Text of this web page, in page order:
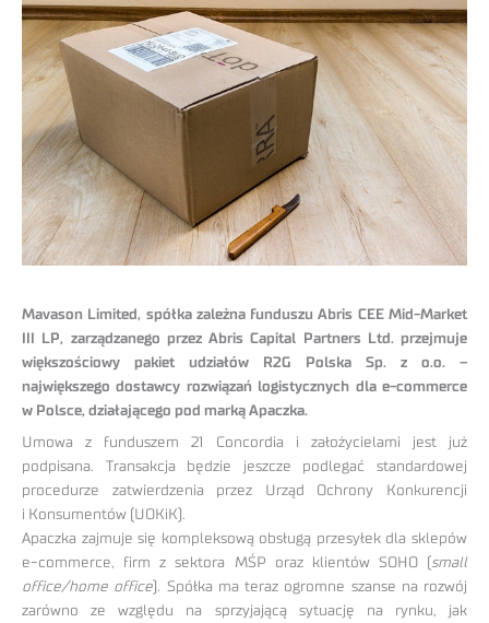
Mavason Limited, spółka zależna funduszu Abris CEE Mid-Market
III LP, zarządzanego przez Abris Capital Partners Ltd. przejmuje
większościowy pakiet udziałów R2G Polska Sp. z o.o. –
największego dostawcy rozwiązań logistycznych dla e-commerce
w Polsce, działającego pod marką Apaczka.
Umowa z funduszem 21 Concordia i założycielami jest już
podpisana. Transakcja będzie jeszcze podlegać standardowej
procedurze zatwierdzenia przez Urząd Ochrony Konkurencji
i Konsumentów (UOKiK).
Apaczka zajmuje się kompleksową obsługą przesyłek dla sklepów
e-commerce, firm z sektora MŚP oraz klientów SOHO ( small
office/home office ). Spółka ma teraz ogromne szanse na rozwój
zarówno ze względu na sprzyjającą sytuację na rynku, jak